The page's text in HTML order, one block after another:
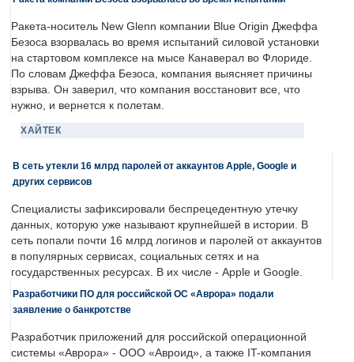
Ракета-носитель New Glenn компании Blue Origin Джеффа
Безоса взорвалась во время испытаний силовой установки
на стартовом комплексе на мысе Канаверал во Флориде.
По словам Джеффа Безоса, компания выясняет причины
взрыва. Он заверил, что компания восстановит все, что
нужно, и вернется к полетам.
ХАЙТЕК
В сеть утекли 16 млрд паролей от аккаунтов Apple, Google и
других сервисов
Специалисты зафиксировали беспрецедентную утечку
данных, которую уже называют крупнейшей в истории. В
сеть попали почти 16 млрд логинов и паролей от аккаунтов
в популярных сервисах, социальных сетях и на
государственных ресурсах. В их числе - Apple и Google.
Разработчики ПО для российской ОС «Аврора» подали
заявление о банкротстве
Разработчик приложений для российской операционной
системы «Аврора» - ООО «Авроид», а также IT-компания